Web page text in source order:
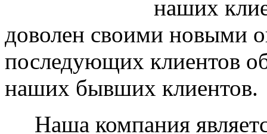
наших
доволен своими новыми
последующих клиентов
наших бывших клиентов.
Наша компания